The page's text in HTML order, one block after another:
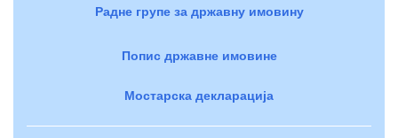
Радне групе за државну имовину
Попис државне имовине
Мостарска декларација